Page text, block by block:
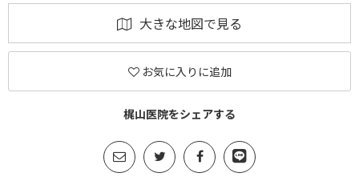
大きな地図で見る
お気に入りに追加
梶山医院をシェアする